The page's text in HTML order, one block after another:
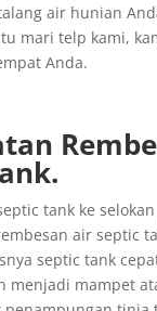
air hunian
mari telp kami,
Anda.
tank ke
air septic
septic tank
menjadi mampet